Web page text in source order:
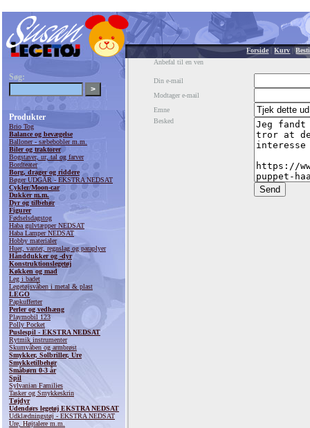
Forside|Kurv |
Søg:
Produkter
Brio Tog
Balance og bevægelse
Balloner - sæbebobler m.m.
Biler og traktorer
Bogstaver, ur, tal og farver
Bordteater
Borg, drager og riddere
Bøger UDGÅR - EKSTRA NEDSAT
Cykler/Moon-car
Dukker m.m.
Dyr og tilbehør
Figurer
Fødselsdagstog
Haba gulvtæpper NEDSAT
Haba Lamper NEDSAT
Hobby materialer
Huer, vanter, regnslag og paraplyer
Hånddukker og -dyr
Konstruktionslegetøj
Køkken og mad
Leg i badet
Legetøjsvåben i metal & plast
LEGO
Papkufferter
Perler og vedhæng
Playmobil 123
Polly Pocket
Puslespil - EKSTRA NEDSAT
Rytmik instrumenter
Skumvåben og armbrøst
Smykker, Solbriller, Ure
Smykketilbehør
Småbørn 0-3 år
Spil
Sylvanian Families
Tasker og Smykkeskrin
Tøjdyr
Udendørs legetøj EKSTRA NEDSAT
Udklædningstøj - EKSTRA NEDSAT
Ure, Højtalere m.m.
Anbefal til en ven
Din e-mail
Modtager e-mail
Emne
Besked